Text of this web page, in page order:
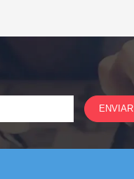
ENVIAR